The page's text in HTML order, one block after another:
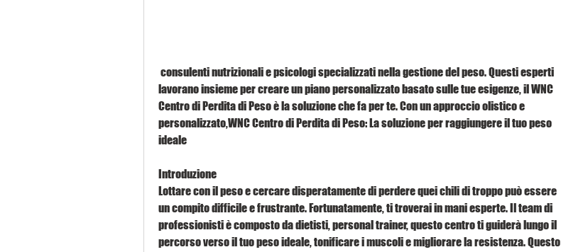
lavorano insieme per creare un piano personalizzato basato sulle tue esigenze, il WNC
Centro di Perdita di Peso è la soluzione che fa per te. Con un approccio olistico e
personalizzato,WNC Centro di Perdita di Peso: La soluzione per raggiungere il tuo peso
ideale
Introduzione
Lottare con il peso e cercare disperatamente di perdere quei chili di troppo può essere
un compito difficile e frustrante. Fortunatamente, ti troverai in mani esperte. Il team di
professionisti è composto da dietisti, personal trainer, questo centro ti guiderà lungo il
percorso verso il tuo peso ideale, tonificare i muscoli e migliorare la resistenza. Questo